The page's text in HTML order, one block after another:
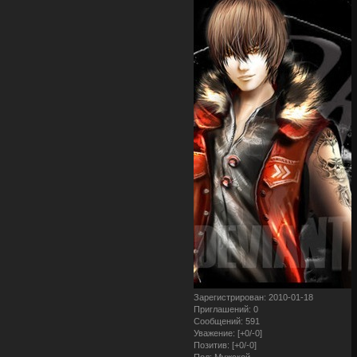
Зарегистрирован: 2010-01-18
Приглашений: 0
Сообщений: 591
Уважение: [+0/-0]
Позитив: [+0/-0]